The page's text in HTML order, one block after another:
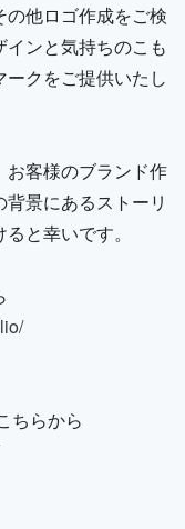
他ロゴ作成をご検
ンと気持ちのこも
クをご提供いたし
客様のブランド作
景にあるストーリ
と幸いです。
ちらから